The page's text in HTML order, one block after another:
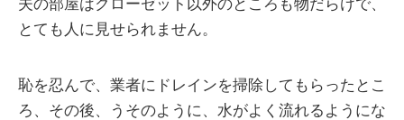
夫の部屋はクローゼット以外のところも物だらけで、
とても人に見せられません。
恥を忍んで、業者にドレインを掃除してもらったとこ
ろ、その後、うそのように、水がよく流れるようにな